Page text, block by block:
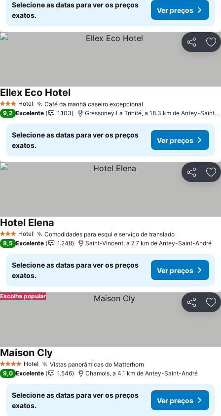
Selecione as datas para ver os preços
exatos.
Ver preços
Partilhar
3 EstrelasHotel Café da manhã caseiro excepcional
Ellex Eco HotelVer preços
9,2 Excelente 1.103 Gressoney La Trinité, a 18.3 km de Antey-Saint-
Selecione as datas para ver os preços
exatos.
Ver preços
Partilhar
3 EstrelasHotel Comodidades para esqui e serviço de transladoVer preços
Hotel Elena
8,5 Excelente 1.248 Saint-Vincent, a 7.7 km de Antey-Saint-André
Selecione as datas para ver os preços
exatos.
Ver preços
Partilhar
Escolha popular
4 EstrelasHotel Vistas panorâmicas do Matterhorn
Maison Cly
9,0 Excelente 1.546 Chamois, a 4.1 km de Antey-Saint-André
Selecione as datas para ver os preços
exatos.
Ver preços